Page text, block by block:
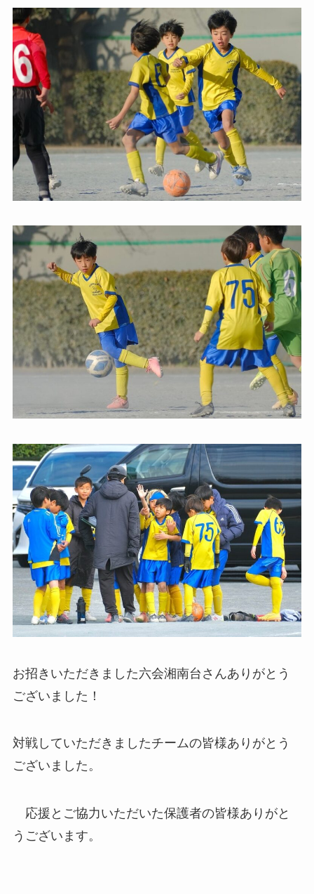
お招きいただきました六会湘南台さんありがとう
ございました！
対戦していただきましたチームの皆様ありがとう
ございました。
応援とご協力いただいた保護者の皆様ありがと
うございます。